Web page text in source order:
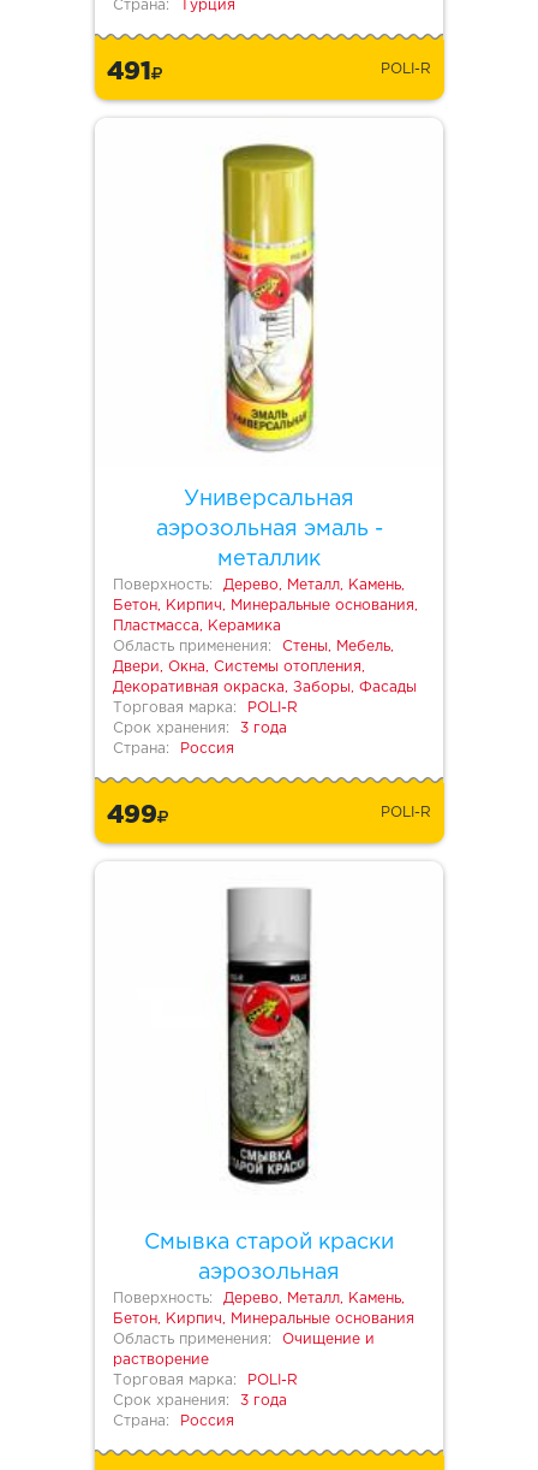
Страна: Турция
491 POLI-R
Универсальная
аэрозольная эмаль -
металлик
Поверхность:
Дерево, Металл, Камень,
Бетон, Кирпич, Минеральные основания,
Пластмасса, Керамика
Область применения:
Стены, Мебель,
Двери, Окна, Системы отопления,
Декоративная окраска, Заборы, Фасады
Торговая марка:
POLI-R
Срок хранения:
3 года
Страна:
Россия
499 POLI-R
Смывка старой краски
аэрозольная
Поверхность:
Дерево, Металл, Камень,
Бетон, Кирпич, Минеральные основания
Область применения:
Очищение и
растворение
Торговая марка:
POLI-R
Срок хранения:
3 года
Страна:
Россия